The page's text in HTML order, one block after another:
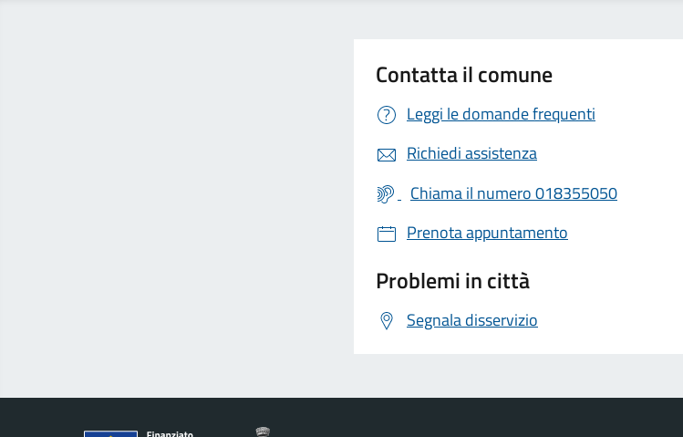
Contatta il comune
Leggi le domande frequenti
Richiedi assistenza
Chiama il numero 018355050
Prenota appuntamento
Problemi in città
Segnala disservizio